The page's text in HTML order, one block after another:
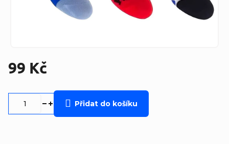
99 Kč
Přidat do košíku